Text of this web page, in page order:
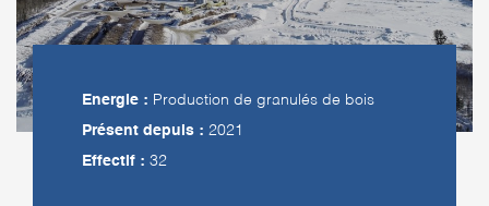
Energie : Production de granulés de bois
Présent depuis : 2021
Effectif : 32